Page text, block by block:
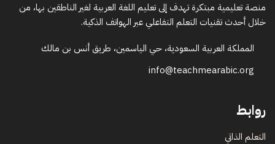
منصة تعليمية مبتكرة تهدف إلى تعليم اللغة العربية لغير الناطقين بها، من
خلال أحدث تقنيات التعلم التفاعلي عبر الهواتف الذكية.
المملكة العربية السعودية، حي الياسمين، طريق أنس بن مالك
info@teachmearabic.org
روابط
التعلم الذاتي